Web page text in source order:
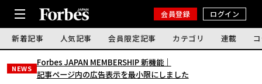
会員登録 ログイン
新着記事 人気記事 会員限定記事 カテゴリ 連載
NEWS
Forbes JAPAN MEMBERSHIP 新機能｜
記事ページ内の広告表示を最小限にしました